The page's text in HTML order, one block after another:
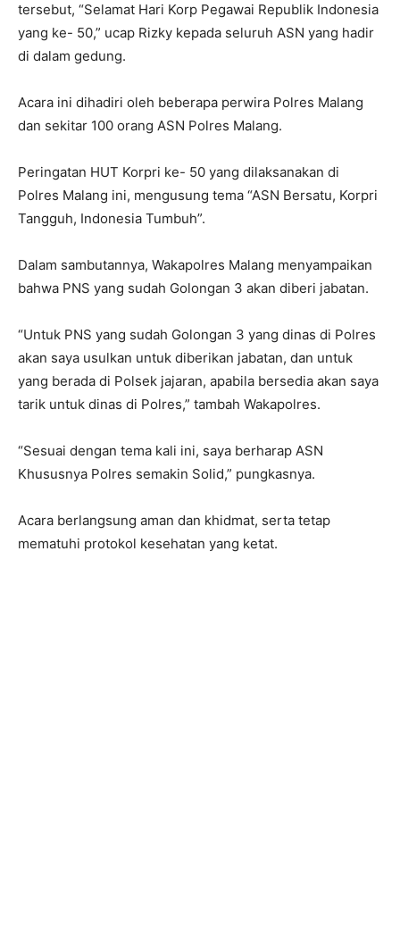
tersebut, “Selamat Hari Korp Pegawai Republik Indonesia
yang ke- 50,” ucap Rizky kepada seluruh ASN yang hadir
di dalam gedung.
Acara ini dihadiri oleh beberapa perwira Polres Malang
dan sekitar 100 orang ASN Polres Malang.
Peringatan HUT Korpri ke- 50 yang dilaksanakan di
Polres Malang ini, mengusung tema “ASN Bersatu, Korpri
Tangguh, Indonesia Tumbuh”.
Dalam sambutannya, Wakapolres Malang menyampaikan
bahwa PNS yang sudah Golongan 3 akan diberi jabatan.
“Untuk PNS yang sudah Golongan 3 yang dinas di Polres
akan saya usulkan untuk diberikan jabatan, dan untuk
yang berada di Polsek jajaran, apabila bersedia akan saya
tarik untuk dinas di Polres,” tambah Wakapolres.
“Sesuai dengan tema kali ini, saya berharap ASN
Khususnya Polres semakin Solid,” pungkasnya.
Acara berlangsung aman dan khidmat, serta tetap
mematuhi protokol kesehatan yang ketat.